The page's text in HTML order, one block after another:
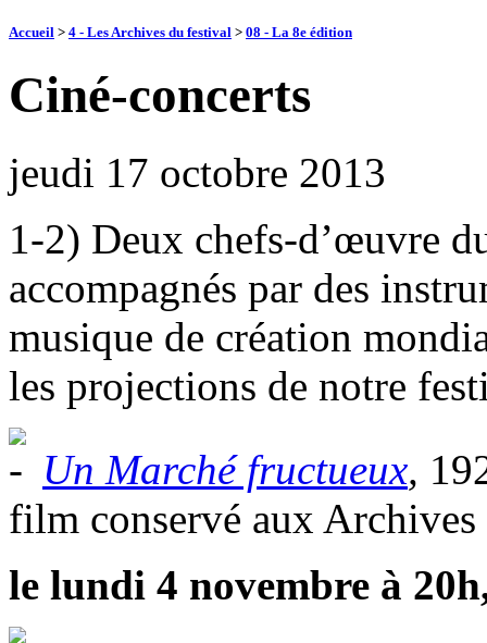
Accueil > 4 - Les Archives du festival > 08 - La 8e édition
Ciné-concerts
jeudi 17 octobre 2013
1-2) Deux chefs-d’œuvre
accompagnés par des
musique de création
les projections de notre
Un Marché fructueux,
film conservé aux
le lundi 4 novembre à